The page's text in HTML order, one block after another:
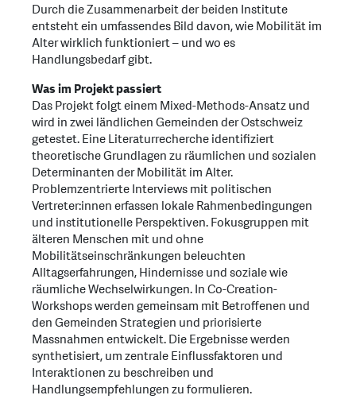
Durch die Zusammenarbeit der beiden Institute
entsteht ein umfassendes Bild davon, wie Mobilität im
Alter wirklich funktioniert – und wo es
Handlungsbedarf gibt.
Was im Projekt passiert
Das Projekt folgt einem Mixed-Methods-Ansatz und
wird in zwei ländlichen Gemeinden der Ostschweiz
getestet. Eine Literaturrecherche identifiziert
theoretische Grundlagen zu räumlichen und sozialen
Determinanten der Mobilität im Alter.
Problemzentrierte Interviews mit politischen
Vertreter:innen erfassen lokale Rahmenbedingungen
und institutionelle Perspektiven. Fokusgruppen mit
älteren Menschen mit und ohne
Mobilitätseinschränkungen beleuchten
Alltagserfahrungen, Hindernisse und soziale wie
räumliche Wechselwirkungen. In Co-Creation-
Workshops werden gemeinsam mit Betroffenen und
den Gemeinden Strategien und priorisierte
Massnahmen entwickelt. Die Ergebnisse werden
synthetisiert, um zentrale Einflussfaktoren und
Interaktionen zu beschreiben und
Handlungsempfehlungen zu formulieren.